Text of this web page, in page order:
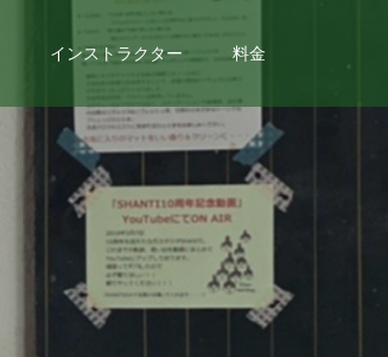
インストラクター 料金